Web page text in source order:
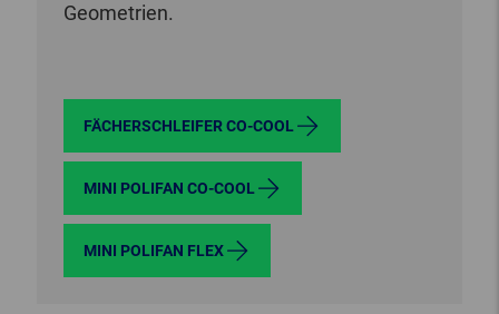
Geometrien.
FÄCHERSCHLEIFER CO-COOL
MINI POLIFAN CO-COOL
MINI POLIFAN FLEX